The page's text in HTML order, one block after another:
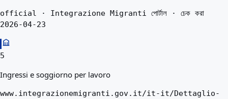
official · Integrazione Migranti পোর্টাল · চেক করা
2026-04-23
5
Ingressi e soggiorno per lavoro
www.integrazionemigranti.gov.it/it-it/Dettaglio-